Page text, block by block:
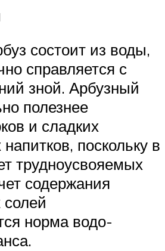
состоит из воды,
справляется с
зной. Арбузный
полезнее
и сладких
поскольку в
трудноусвояемых
содержания
норма водо-